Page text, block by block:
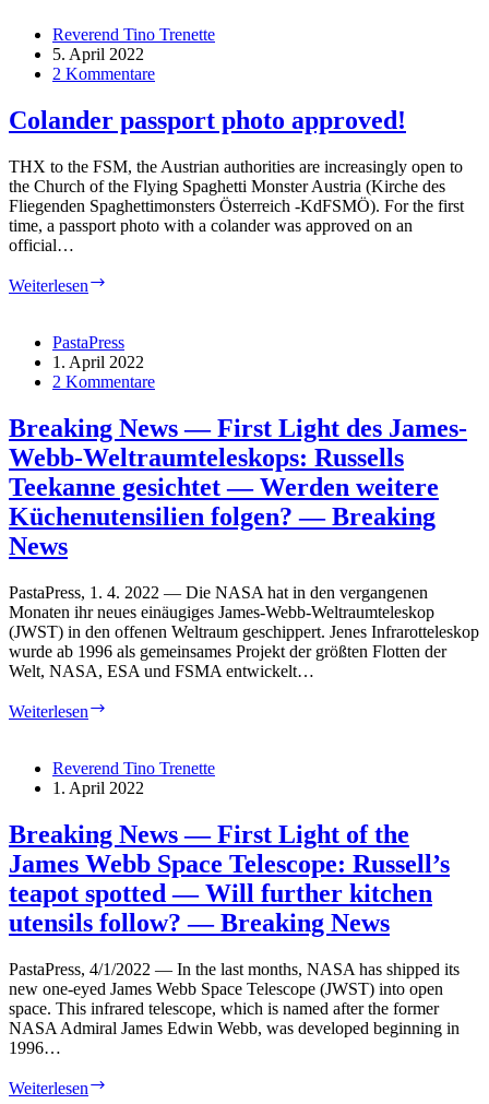
the
bright
side
–
Line
im
WIRR
Reverend Tino Trenette
5. April 2022
2 Kommentare
Colander passport photo approved!
THX to the FSM, the Austrian authorities are increasingly open to
the Church of the Flying Spaghetti Monster Austria (Kirche des
Fliegenden Spaghettimonsters Österreich -KdFSMÖ). For the first
time, a passport photo with a colander was approved on an
official…
Weiterlesen
approved!
PastaPress
1. April 2022
2 Kommentare
Breaking News — First Light des James-
Webb-Weltraumteleskops: Russells
Teekanne gesichtet — Werden weitere
Küchenutensilien folgen? — Breaking
News
PastaPress, 1. 4. 2022 — Die NASA hat in den vergangenen
Monaten ihr neues einäugiges James-Webb-Weltraumteleskop
(JWST) in den offenen Weltraum geschippert. Jenes Infrarotteleskop
wurde ab 1996 als gemeinsames Projekt der größten Flotten der
Welt, NASA, ESA und FSMA entwickelt…
Weiterlesen
First
Light
James-
Webb-
Weltraumteleskops:
Russells
Teekanne
gesichtet
Werden
weitere
Küchenutensilien
folgen?
Reverend Tino Trenette
1. April 2022
Breaking News — First Light of the
James Webb Space Telescope: Russell’s
teapot spotted — Will further kitchen
utensils follow? — Breaking News
PastaPress, 4/1/2022 — In the last months, NASA has shipped its
new one-eyed James Webb Space Telescope (JWST) into open
space. This infrared telescope, which is named after the former
NASA Admiral James Edwin Webb, was developed beginning in
1996…
Weiterlesen